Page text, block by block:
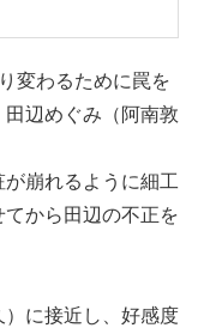
変わるために罠を
辺めぐみ（阿南敦
崩れるように細工
から田辺の不正を
に接近し、好感度